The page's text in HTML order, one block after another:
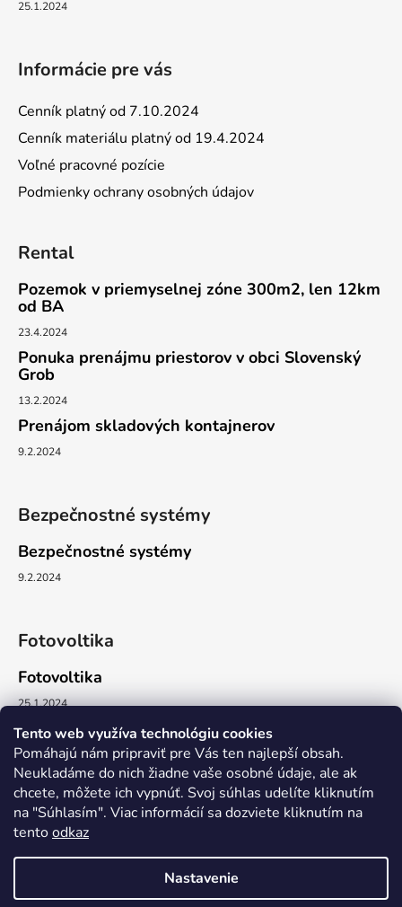
Tento web využíva technológiu cookies
Pomáhajú nám pripraviť pre Vás ten najlepší obsah.
Neukladáme do nich žiadne vaše osobné údaje, ale ak
chcete, môžete ich vypnúť. Svoj súhlas udelíte kliknutím
na "Súhlasím". Viac informácií sa dozviete kliknutím na
tentoodkaz
Nastavenie
25.1.2024
Informácie pre vás
Cenník platný od 7.10.2024
Cenník materiálu platný od 19.4.2024
Voľné pracovné pozície
Podmienky ochrany osobných údajov
Rental
Pozemok v priemyselnej zóne 300m2, len 12km
od BA
23.4.2024
Ponuka prenájmu priestorov v obci Slovenský
Grob
13.2.2024
Prenájom skladových kontajnerov
9.2.2024
Bezpečnostné systémy
Bezpečnostné systémy
9.2.2024
Fotovoltika
Fotovoltika
25.1.2024
Nákupný košík